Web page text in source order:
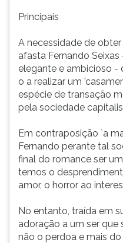
Principais
A necessidade de
afasta Fernando
elegante e ambicioso -
o a realizar um
espécie de transação
pela sociedade
Em contraposição `a
Fernando perante tal
final do romance ser
temos o
amor, o horror ao
No entanto, traída em
adoração a um ser que
não o perdoa e mais